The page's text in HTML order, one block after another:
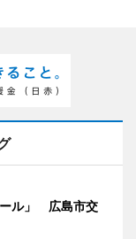
ール」 広島市交